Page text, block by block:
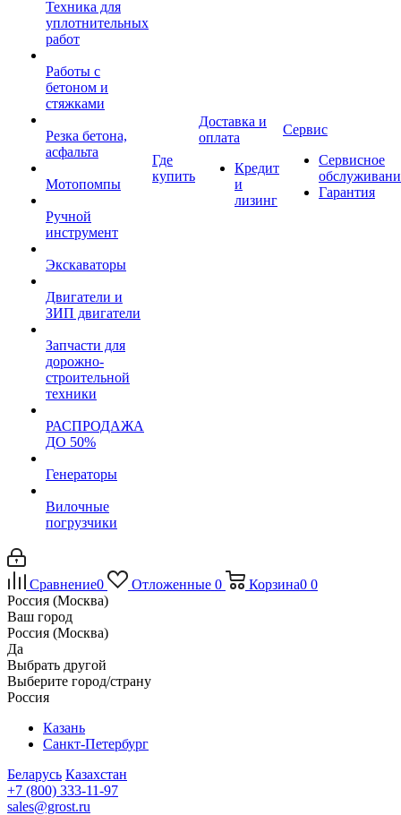
Техника для
уплотнительных
работ
Работы с
бетоном и
стяжками
Резка бетона,
асфальта
Мотопомпы
Ручной
инструмент
Экскаваторы
Двигатели и
ЗИП двигатели
Запчасти для
дорожно-
строительной
техники
РАСПРОДАЖА
ДО 50%
Генераторы
Вилочные
погрузчики
Где
купить
Доставка и
оплата
Кредит
и
лизинг
Сервис
Сервисное
Гарантия
Сравнение0 Отложенные 0 Корзина0 0
Россия (Москва)
Ваш город
Россия (Москва)
Да
Выбрать другой
Выберите город/страну
Россия
Казань
Санкт-Петербург
Беларусь Казахстан
+7 (800) 333-11-97
sales@grost.ru